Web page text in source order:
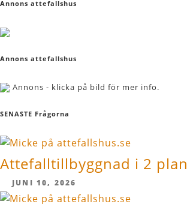
Annons attefallshus
Annons attefallshus
Annons - klicka på bild för mer info.
SENASTE Frågorna
Attefalltillbyggnad i 2 plan
JUNI 10, 2026